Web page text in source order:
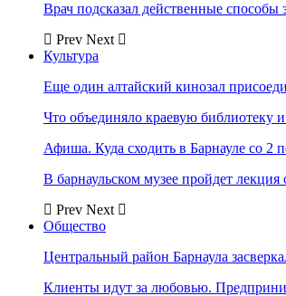
Врач подсказал действенные
Prev Next
Культура
Еще один алтайский кинозал
Что объединяло краевую библиотеку
Афиша. Куда сходить в Барнауле со 2
В барнаульском музее пройдет
Prev Next
Общество
Центральный район Барнаула
Клиенты идут за любовью.